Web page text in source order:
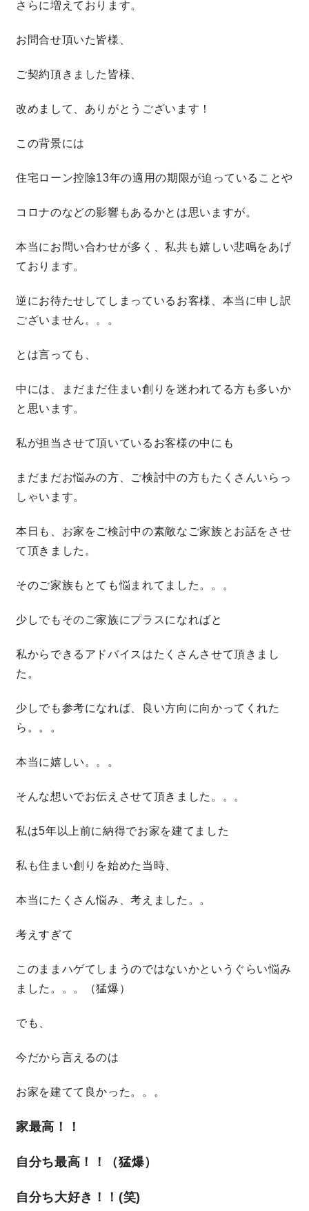
理想の暮らしを引き出すデザイン力
家具まで標準仕様の空間コーディネート
身体に優しい自然素材の家
100年点検住宅
快適な室内環境へのこだわり
生涯続く安心のアフターフォロー
ラインナップ
最響の家
Groovin’
nattoku住宅25周年記念モデル
Glass Arts
Blue Style
キママプラス
納得リフォームスタジオ
施工事例
お知らせ 土地情報
よくある質問
さらに増えております。
お問合せ頂いた皆様、
ご契約頂きました皆様、
改めまして、ありがとうございます！
この背景には
住宅ローン控除13年の適用の期限が迫っていることや
コロナのなどの影響もあるかとは思いますが。
本当にお問い合わせが多く、私共も嬉しい悲鳴をあげ
ております。
逆にお待たせしてしまっているお客様、本当に申し訳
ございません。。。
とは言っても、
中には、まだまだ住まい創りを迷われてる方も多いか
と思います。
私が担当させて頂いているお客様の中にも
まだまだお悩みの方、ご検討中の方もたくさんいらっ
しゃいます。
本日も、お家をご検討中の素敵なご家族とお話をさせ
て頂きました。
そのご家族もとても悩まれてました。。。
少しでもそのご家族にプラスになればと
私からできるアドバイスはたくさんさせて頂きまし
た。
少しでも参考になれば、良い方向に向かってくれた
ら。。。
本当に嬉しい。。。
そんな想いでお伝えさせて頂きました。。。
私は5年以上前に納得でお家を建てました
私も住まい創りを始めた当時、
本当にたくさん悩み、考えました。。
考えすぎて
このままハゲてしまうのではないかというぐらい悩み
ました。。。（猛爆）
でも、
今だから言えるのは
お家を建てて良かった。。。
家最高！！
自分ち最高！！（猛爆）
自分ち大好き！！(笑)